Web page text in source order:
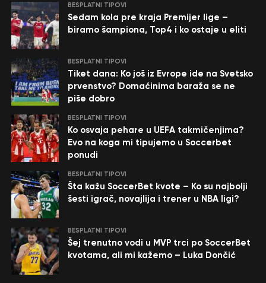
BESPLATNI TIPOVI
Sedam kola pre kraja Premijer lige –
biramo šampiona, Top4 i ko ostaje u eliti
BESPLATNI TIPOVI
Tiket dana: Ko još iz Evrope ide na Svetsko
prvenstvo? Domaćinima baraža se ne
piše dobro
BESPLATNI TIPOVI
Ko osvaja pehare u UEFA takmičenjima?
Evo na koga mi tipujemo u Soccerbet
ponudi
BESPLATNI TIPOVI
Šta kažu SoccerBet kvote – Ko su najbolji
šesti igrač, novajlija i trener u NBA ligi?
BESPLATNI TIPOVI
Šej trenutno vodi u MVP trci po SoccerBet
kvotama, ali mi kažemo – Luka Dončić